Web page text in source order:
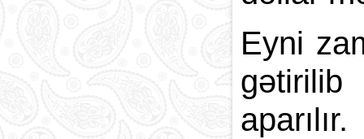
Eyni
aparılır.